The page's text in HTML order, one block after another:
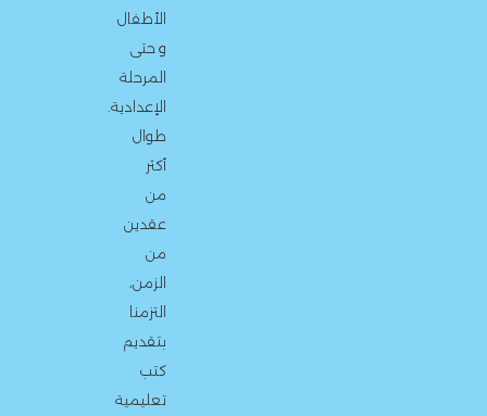
الأطفال
و حتى
المرحلة
الإعدادية.
طوال
أكثر
من
عقدين
من
الزمن،
التزمنا
بتقديم
كتب
تعليمية